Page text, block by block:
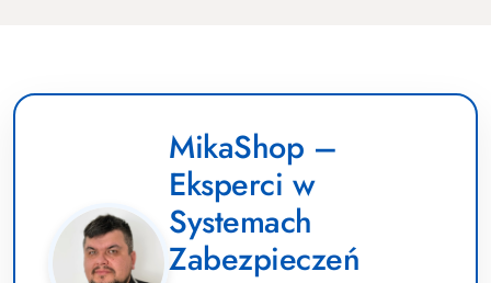
MikaShop –
Eksperci w
Systemach
Zabezpieczeń